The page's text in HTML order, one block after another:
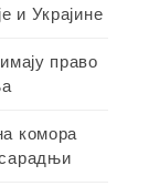
и Украјине
право
комора